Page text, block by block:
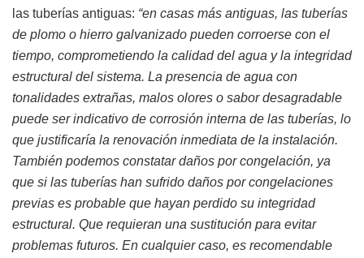
las tuberías antiguas: “en casas más antiguas, las tuberías
de plomo o hierro galvanizado pueden corroerse con el
tiempo, comprometiendo la calidad del agua y la integridad
estructural del sistema. La presencia de agua con
tonalidades extrañas, malos olores o sabor desagradable
puede ser indicativo de corrosión interna de las tuberías, lo
que justificaría la renovación inmediata de la instalación.
También podemos constatar daños por congelación, ya
que si las tuberías han sufrido daños por congelaciones
previas es probable que hayan perdido su integridad
estructural. Que requieran una sustitución para evitar
problemas futuros. En cualquier caso, es recomendable